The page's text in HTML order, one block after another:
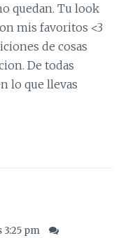
quedan. Tu look
mis favoritos <3
de cosas
De todas
lo que llevas
3:25 pm